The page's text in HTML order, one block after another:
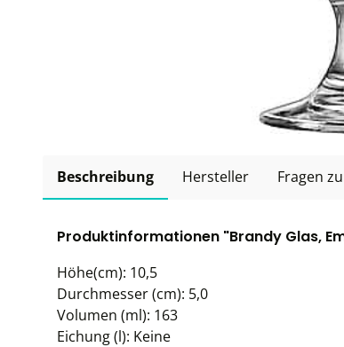
Beschreibung Hersteller Fragen
Produktinformationen "Brandy Glas,
Höhe(cm): 10,5
Durchmesser (cm): 5,0
Volumen (ml): 163
Eichung (l): Keine